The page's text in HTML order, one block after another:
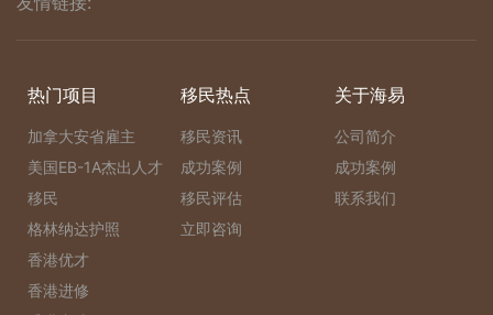
热门项目
加拿大安省雇主
美国EB-1A杰出人才
移民
格林纳达护照
香港优才
香港进修
移民热点
移民资讯
成功案例
移民评估
立即咨询
关于海易
公司简介
成功案例
联系我们